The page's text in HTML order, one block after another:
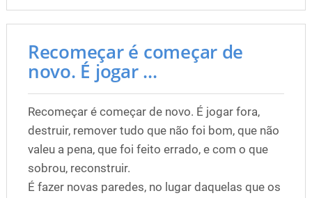
Recomeçar é começar de
novo. É jogar ...
Recomeçar é começar de novo. É jogar fora,
destruir, remover tudo que não foi bom, que não
valeu a pena, que foi feito errado, e com o que
sobrou, reconstruir.
É fazer novas paredes, no lugar daquelas que os